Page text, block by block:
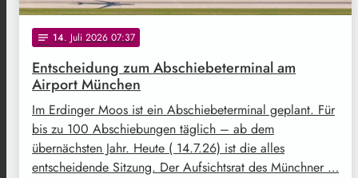
notes 14. Juli 2026 07:37
Entscheidung zum Abschiebeterminal am
Airport München
Im Erdinger Moos ist ein Abschiebeterminal geplant. Für
bis zu 100 Abschiebungen täglich – ab dem
übernächsten Jahr. Heute ( 14.7.26) ist die alles
entscheidende Sitzung. Der Aufsichtsrat des Münchner …